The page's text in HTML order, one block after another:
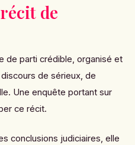
de
de parti crédible, organisé et
de sérieux, de
Une enquête portant sur
ce récit.
conclusions judiciaires, elle